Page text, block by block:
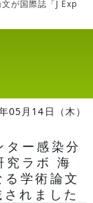
が国際誌「J Exp
05月14日（木）
ー感染分
究ラボ 海
学術論文
れました